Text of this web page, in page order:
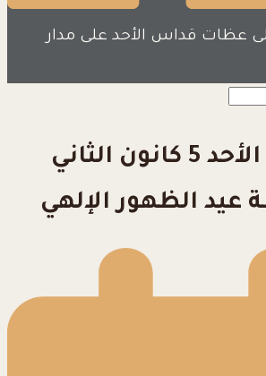
عظات قداس الأحد على مدار
موعظة يوم الأحد 5 كانون الثاني